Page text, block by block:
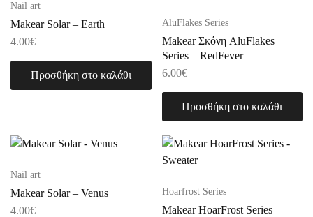
Nail art
Makear Solar – Earth
4.00€
Προσθήκη στο καλάθι
AluFlakes Series
Makear Σκόνη AluFlakes
Series – RedFever
6.00€
Προσθήκη στο καλάθι
Nail art
Makear Solar – Venus
4.00€
Hoarfrost Series
Makear HoarFrost Series –